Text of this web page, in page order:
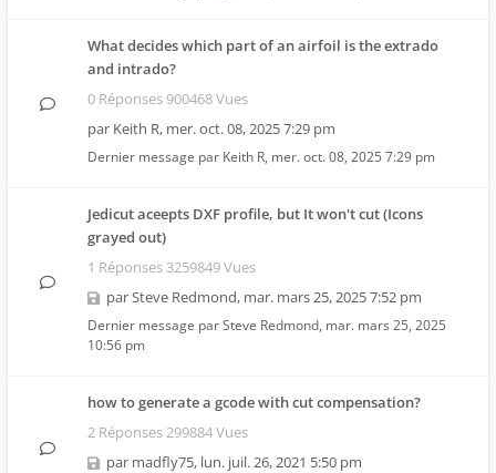
What decides which part of an airfoil is the extrado
and intrado?
0 Réponses 900468 Vues
par Keith R, mer. oct. 08, 2025 7:29 pm
Dernier message par Keith R, mer. oct. 08, 2025 7:29 pm
Jedicut aceepts DXF profile, but It won't cut (Icons
grayed out)
1 Réponses 3259849 Vues
parSteve Redmond, mar. mars 25, 2025 7:52 pm
Dernier message parSteve Redmond, mar. mars 25, 2025
10:56 pm
how to generate a gcode with cut compensation?
2 Réponses 299884 Vues
par madfly75, lun. juil. 26, 2021 5:50 pm